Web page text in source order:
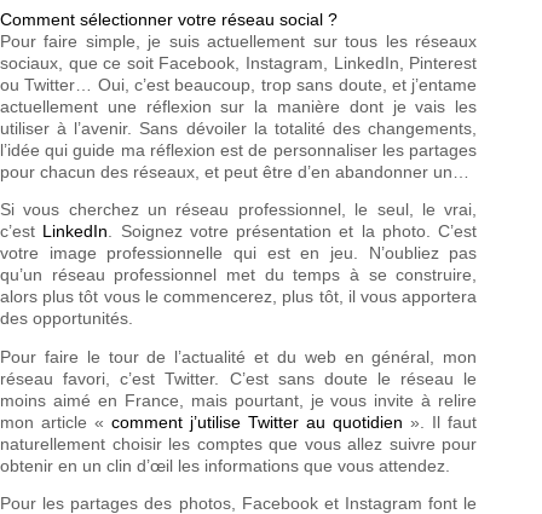
Comment sélectionner votre réseau social ?
Pour faire simple, je suis actuellement sur tous les réseaux
sociaux, que ce soit Facebook, Instagram, LinkedIn, Pinterest
ou Twitter… Oui, c’est beaucoup, trop sans doute, et j’entame
actuellement une réflexion sur la manière dont je vais les
utiliser à l’avenir. Sans dévoiler la totalité des changements,
l’idée qui guide ma réflexion est de personnaliser les partages
pour chacun des réseaux, et peut être d’en abandonner un…
Si vous cherchez un réseau professionnel, le seul, le vrai,
c’est LinkedIn. Soignez votre présentation et la photo. C’est
votre image professionnelle qui est en jeu. N’oubliez pas
qu’un réseau professionnel met du temps à se construire,
alors plus tôt vous le commencerez, plus tôt, il vous apportera
des opportunités.
Pour faire le tour de l’actualité et du web en général, mon
réseau favori, c’est Twitter. C’est sans doute le réseau le
moins aimé en France, mais pourtant, je vous invite à relire
mon article «comment j’utilise Twitter au quotidien». Il faut
naturellement choisir les comptes que vous allez suivre pour
obtenir en un clin d’œil les informations que vous attendez.
Pour les partages des photos, Facebook et Instagram font le